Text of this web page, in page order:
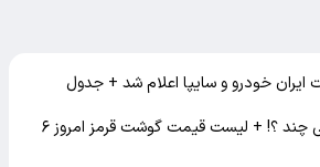
خودرو و سایپا اعلام شد + جدول
گوشت خورشتی کیلویی چند ؟! + لیست قیمت گوشت قرمز امروز ۶